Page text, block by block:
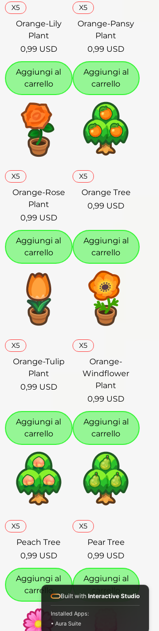
X5
Orange-Lily
Plant
Prezzo
0,99 USD
Aggiungi al
carrello
X5
Orange-Pansy
Plant
Prezzo
0,99 USD
Aggiungi al
carrello
X5
Orange-Rose
Plant
Prezzo
0,99 USD
Aggiungi al
carrello
X5
Orange Tree
Prezzo
0,99 USD
Aggiungi al
carrello
X5
Orange-Tulip
Plant
Prezzo
0,99 USD
Aggiungi al
carrello
X5
Orange-
Windflower
Plant
Prezzo
0,99 USD
Aggiungi al
carrello
X5
Peach Tree
Prezzo
0,99 USD
Aggiungi al
carrello
X5
Pear Tree
Prezzo
0,99 USD
Aggiungi al
Built with Interactive Studio
Installed Apps:
• Aura Suite